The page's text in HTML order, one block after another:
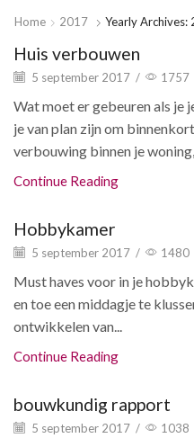
Home 2017 Yearly Archives:
Huis verbouwen
5 september 2017 / 1757
Wat moet er gebeuren als je
je van plan zijn om
verbouwing binnen je
Continue Reading
Hobbykamer
5 september 2017 / 1480
Must haves voor in je
en toe een middagje te
ontwikkelen van...
Continue Reading
bouwkundig rapport
5 september 2017 / 1038